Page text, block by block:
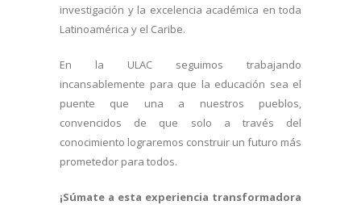
investigación y la excelencia académica en toda
Latinoamérica y el Caribe.
En la ULAC seguimos trabajando
incansablemente para que la educación sea el
puente que una a nuestros pueblos,
convencidos de que solo a través del
conocimiento lograremos construir un futuro más
prometedor para todos.
¡Súmate a esta experiencia transformadora